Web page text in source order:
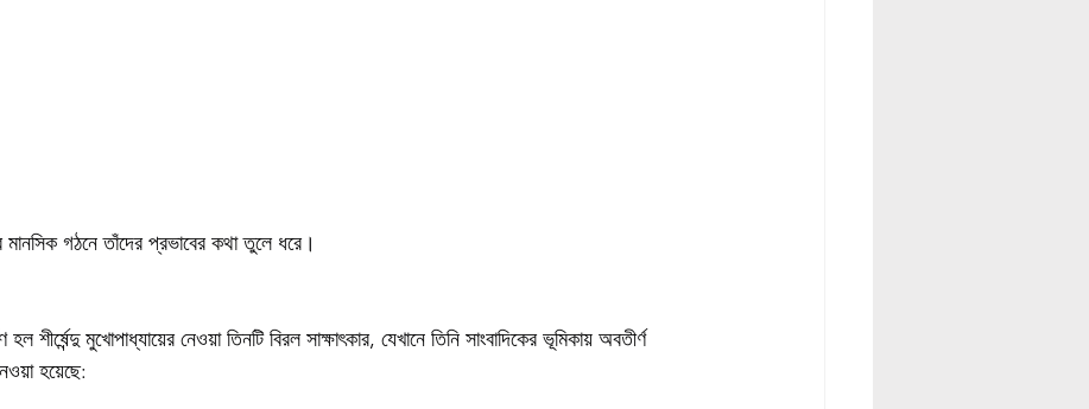
মানসিক গঠনে তাঁদের প্রভাবের কথা তুলে ধরে।
শীর্ষেন্দু মুখোপাধ্যায়ের নেওয়া তিনটি বিরল সাক্ষাৎকার, যেখানে তিনি সাংবাদিকের ভূমিকায় অবতীর্ণ
হয়েছে: